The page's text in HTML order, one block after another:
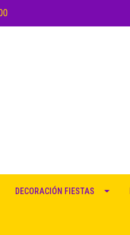
DECORACIÓN FIESTAS